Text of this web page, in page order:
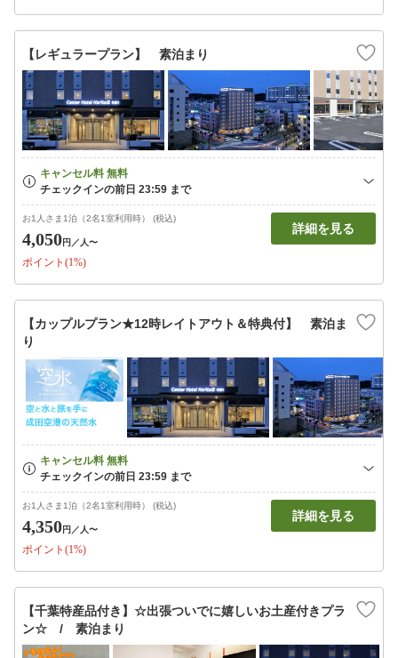
【レギュラープラン】 素泊まり
お1人さま1泊（2名1室利用時） (税込)
4,050円 ／人〜
ポイント(1%)
詳細を見る
【カップルプラン★12時レイトアウト＆特典付】 素泊ま
り
お1人さま1泊（2名1室利用時） (税込)
4,350円 ／人〜
ポイント(1%)
詳細を見る
【千葉特産品付き】☆出張ついでに嬉しいお土産付きプラ
ン☆ / 素泊まり